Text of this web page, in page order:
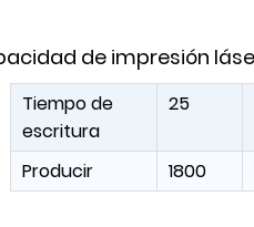
de impresión
Tiempo de
escritura
25
Producir 1800